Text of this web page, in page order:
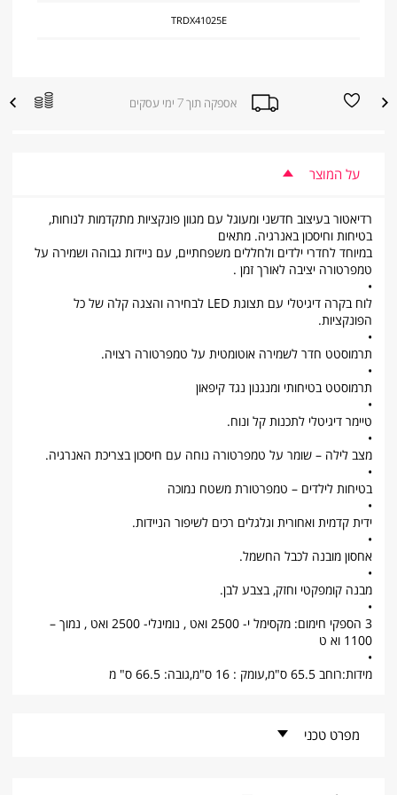
TRDX41025E
|
(product
page)
אספקה תוך 7 ימי עסקים הוספה
למועדפים
הוספה
להשוואת
על המוצר
מפרט טכני
רדיאטור בעיצוב חדשני ומעוגל עם מגוון פונקציות מתקדמות לנוחות,
בטיחות וחיסכון באנרגיה. מתאים
במיוחד לחדרי ילדים ולחללים משפחתיים, עם ניידות גבוהה ושמירה על
טמפרטורה יציבה לאורך זמן .
•
לוח בקרה דיגיטלי עם תצוגת LED לבחירה והצגה קלה של כל
הפונקציות.
•
תרמוסטט חדר לשמירה אוטומטית על טמפרטורה רצויה.
•
תרמוסטט בטיחותי ומנגנון נגד קיפאון
•
טיימר דיגיטלי לתכנות קל ונוח.
•
מצב לילה – שומר על טמפרטורה נוחה עם חיסכון בצריכת האנרגיה.
•
בטיחות לילדים – טמפרטורת משטח נמוכה
•
ידית קדמית ואחורית וגלגלים רכים לשיפור הניידות.
•
אחסון מובנה לכבל החשמל.
•
מבנה קומפקטי וחזק, בצבע לבן.
•
3 הספקי חימום: מקסימל י- 2500 ואט , נומינלי- 2500 ואט , נמוך –
1100 וא ט
•
מידות:רוחב 65.5 ס"מ,עומק : 16 ס"מ,גובה: 66.5 ס" מ